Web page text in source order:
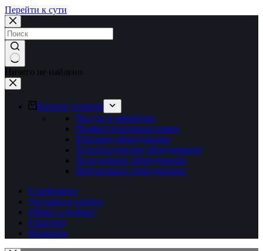
Перейти к сути
Ничего не найдено
Каталог товаров
Посуда и инвентарь
Профессиональная химия
Тепловое оборудование
Технологическое оборудование
Холодильное оборудование
Нейтральное оборудование
О компании
Доставка и оплата
Обмен и возврат
Гарантия
Контакты